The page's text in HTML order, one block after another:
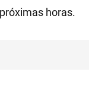
horas.